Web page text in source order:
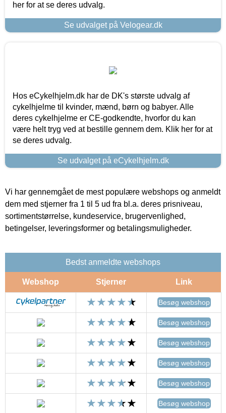
her for at se deres udvalg.
Se udvalget på Velogear.dk
Hos eCykelhjelm.dk har de DK's største udvalg af
cykelhjelme til kvinder, mænd, børn og babyer. Alle
deres cykelhjelme er CE-godkendte, hvorfor du kan
være helt tryg ved at bestille gennem dem. Klik her for at
se deres udvalg.
Se udvalget på eCykelhjelm.dk
Vi har gennemgået de mest populære webshops og anmeldt
dem med stjerner fra 1 til 5 ud fra bl.a. deres prisniveau,
sortimentstørrelse, kundeservice, brugervenlighed,
betingelser, leveringsformer og betalingsmuligheder.
Bedst anmeldte webshops
Webshop Stjerner Link
Besøg webshop
Besøg webshop
Besøg webshop
Besøg webshop
Besøg webshop
Besøg webshop